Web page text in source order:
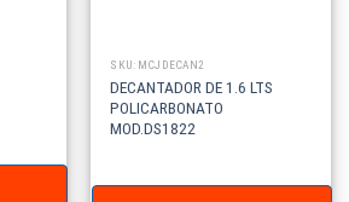
SKU: MCJDECAN2
DECANTADOR DE 1.6 LTS
POLICARBONATO
MOD.DS1822